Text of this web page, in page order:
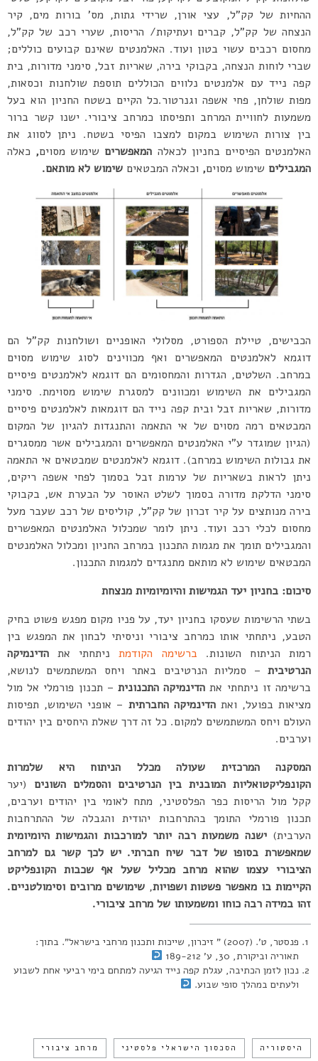
ההחיות של קק”ל, עצי אורן, שרידי גתות, מס’ בורות מים, קיר
הנצחה של קק”ל, קברים ועתיקות/ הריסות, שערי רכב של קק”ל,
מחסום רכבים עשוי בטון ועוד. האלמנטים שאינם קבועים כוללים;
שברי לוחות הנצחה, בקבוקי בירה, שאריות זבל, סימני מדורות, בית
קפה נייד עם אלמנטים נלווים הכוללים תוספת שולחנות וכסאות,
מפות שולחן, פחי אשפה וגנרטור.כל הקיים בשטח החניון הוא בעל
משמעות לחוויית המרחב ותפיסתו כמרחב ציבורי. ישנו קשר ברור
בין צורות השימוש במקום למצבו הפיסי בשטח. ניתן לסווג את
האלמנטים הפיסיים בחניון לכאלה המאפשרים שימוש מסוים, כאלה
המגבילים שימוש מסוים, וכאלה המבטאים שימוש לא מותאם.
הכבישים, טיילת הספורט, מסלולי האופניים ושולחנות קק”ל הם
דוגמא לאלמנטים המאפשרים ואף מכווינים לסוג שימוש מסוים
במרחב. השלטים, הגדרות והמחסומים הם דוגמא לאלמנטים פיסיים
המגבילים את השימוש ומכוונים למסגרת שימוש מסוימת. סימני
מדורות, שאריות זבל ובית קפה נייד הם דוגמאות לאלמנטים פיסיים
המבטאים רמה מסוים של אי התאמה והתנגדות להגיון של המקום
(הגיון שמוגדר ע”י האלמנטים המאפשרים והמגבילים אשר ממסגרים
את גבולות השימוש במרחב). דוגמא לאלמנטים שמבטאים אי התאמה
ניתן לראות בשאריות של ערמות זבל בסמוך לפחי אשפה ריקים,
סימני הדלקת מדורה בסמוך לשלט האוסר על הבערת אש, בקבוקי
בירה מנותצים על קיר זכרון של קק”ל, קוליסים של רכב שעבר מעל
מחסום לכלי רכב ועוד. ניתן לומר שמכלול האלמנטים המאפשרים
והמגבילים תומך את מגמות התכנון במרחב החניון ומכלול האלמנטים
המבטאים שימוש לא מותאם מתנגדים למגמות התכנון.
סיכום: בחניון יעד הגמישות והיומיומיות מנצחת
בשתי הרשימות שעסקו בחניון יעד, על פניו מקום מפגש פשוט בחיק
הטבע, ניתחתי אותו כמרחב ציבורי וניסיתי לבחון את המפגש בין
רמות הניתוח השונות. ברשימה הקודמתניתחתי את הדינמיקה
הנרטיבית – סמליות הנרטיבים באתר ויחס המשתמשים לנושא,
ברשימה זו ניתחתי את הדינמיקה התכנונית – תכנון פורמלי אל מול
מציאות בפועל, ואתהדינמיקה החברתית – אופני השימוש, תפיסות
העולם ויחס המשתמשים למקום. כל זה דרך שאלת היחסים בין יהודים
וערבים.
המסקנה המרכזית שעולה מכלל הניתוח היא שלמרות
הקונפליקטואליות המובנית בין הנרטיבים והסמלים השונים (יער
קקל מול הריסות כפר הפלסטיני, מתח לאומי בין יהודים וערבים,
תכנון פורמלי התומך בהתרחבות יהודית והגבלה של ההתרחבות
הערבית)ישנה משמעות רבה יותר למורכבות והגמישות היומיומית
שמאפשרת בסופו של דבר שיח חברתי. יש לכך קשר גם למרחב
הציבורי עצמו שהוא מרחב מכליל שעל אף שכבות הקונפליקט
הקיימות בו מאפשר פשטות ושפויות,שימושים מרובים וסימולטניים.
זהו במידה רבה כוחו ומשמעותו של מרחב ציבורי.
פנסטר, ט’. (2007) ” זיכרון, שייכות ותכנון מרחבי בישראל”. בתוך:
תאוריה וביקורת, 30, ע’ 189-212
נכון לזמן הכתיבה, עגלת קפה נייד הגיעה למתחם בימי רביעי אחת לשבוע
ולעתים במהלך סופי שבוע.
היסטוריה הסכסוך הישראלי פלסטיני מרחב ציבורי